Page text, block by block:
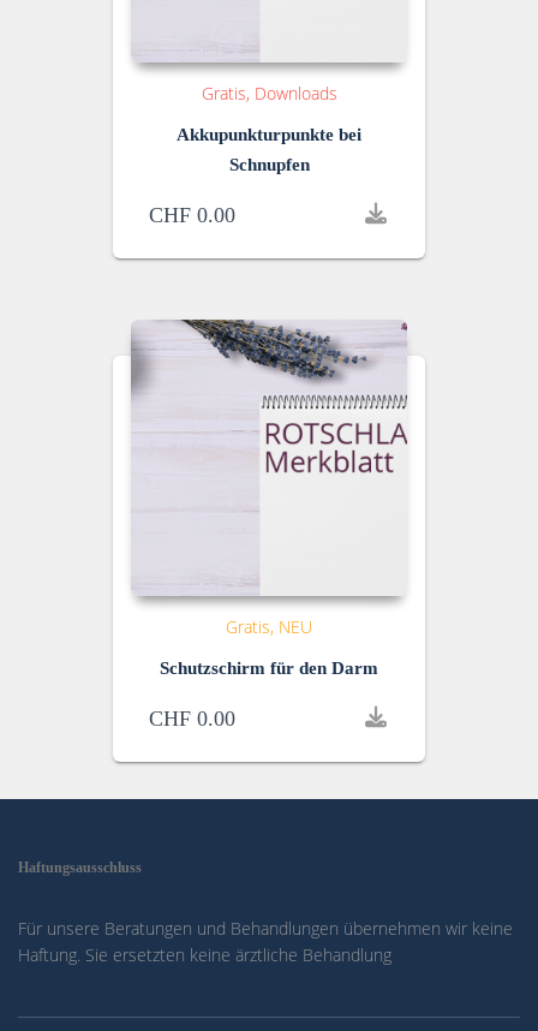
Gratis Downloads
Akkupunkturpunkte bei
Schnupfen
CHF 0.00
Gratis NEU
Schutzschirm für den Darm
CHF 0.00
Haftungsausschluss
Für unsere Beratungen und Behandlungen übernehmen wir keine
Haftung. Sie ersetzten keine ärztliche Behandlung